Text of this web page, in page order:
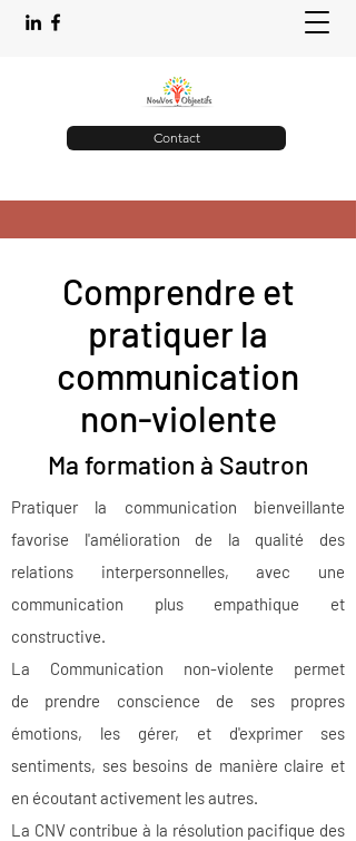
Contact
Comprendre et
pratiquer la
communication
non-violente
Ma formation à Sautron
Pratiquer la communication bienveillante
favorise l'amélioration de la qualité des
relations interpersonnelles, avec une
communication plus empathique et
constructive.
La Communication non-violente permet
de prendre conscience de ses propres
émotions, les gérer, et d'exprimer ses
sentiments, ses besoins de manière claire et
en écoutant activement les autres.
La CNV contribue à la résolution pacifique des